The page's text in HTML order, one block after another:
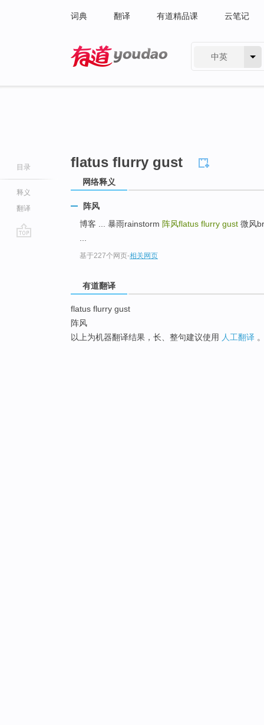
词典 翻译 有道精品课 云笔记
中英
目录
释义
翻译
flatus flurry gust
网络释义
阵风
博客 ... 暴雨rainstorm 阵风flatus flurry gust 微风
基于227个网页-相关网页
有道翻译
flatus flurry gust
阵风
以上为机器翻译结果，长、整句建议使用 人工翻译